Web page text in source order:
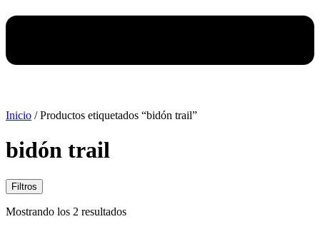
Inicio / Productos etiquetados “bidón trail”
bidón trail
Filtros
Mostrando los 2 resultados